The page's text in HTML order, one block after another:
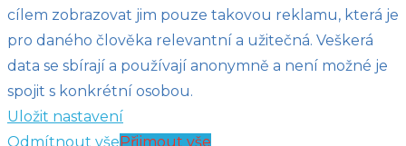
cílem zobrazovat jim pouze takovou reklamu, která je
pro daného člověka relevantní a užitečná. Veškerá
data se sbírají a používají anonymně a není možné je
spojit s konkrétní osobou.
Uložit nastavení
Odmítnout vše Přijmout vše